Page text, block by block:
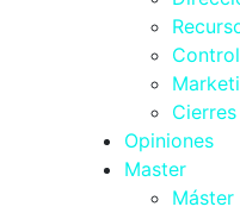
Opiniones
Master
Máster